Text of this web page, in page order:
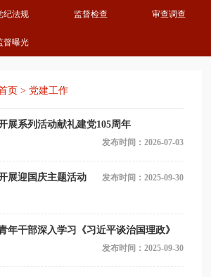
纪法规 监督检查 审查调查
督曝光
页 > 党建工作
展系列活动献礼建党105周年
发布时间：2026-07-03
展迎国庆主题活动 发布时间：2025-09-30
年干部深入学习《习近平谈治国理政》
发布时间：2025-09-30